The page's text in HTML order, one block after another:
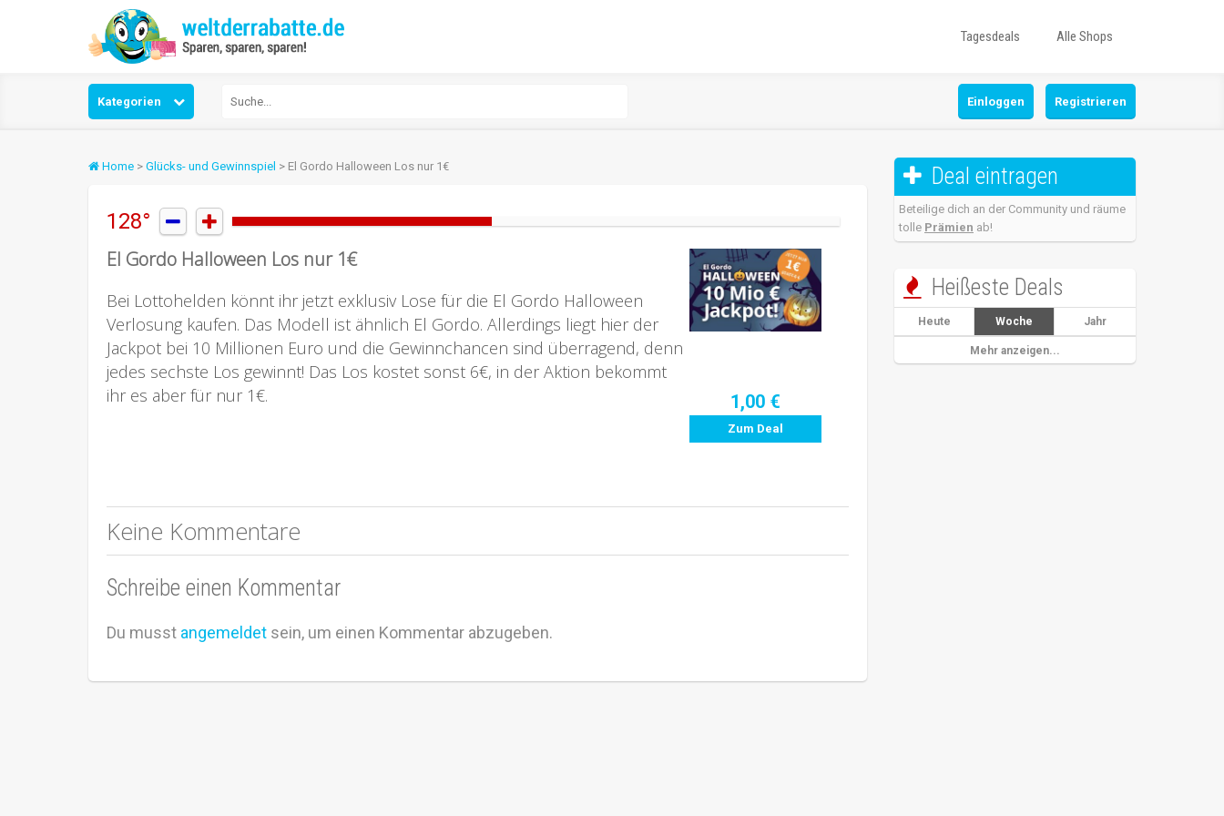
Tagesdeals Alle Shops
Kategorien Einloggen Registrieren
Home > Glücks- und Gewinnspiel > El Gordo Halloween Los nur 1€
128°  
El Gordo Halloween Los nur 1€
Bei Lottohelden könnt ihr jetzt exklusiv Lose für die El Gordo Halloween
Verlosung kaufen. Das Modell ist ähnlich El Gordo. Allerdings liegt hier der
Jackpot bei 10 Millionen Euro und die Gewinnchancen sind überragend, denn
jedes sechste Los gewinnt! Das Los kostet sonst 6€, in der Aktion bekommt
ihr es aber für nur 1€.
1,00 €
Zum Deal
Keine Kommentare
Schreibe einen Kommentar
Du musst angemeldet sein, um einen Kommentar abzugeben.
 Deal eintragen
Beteilige dich an der Community und räume
tolle Prämien ab!
 Heißeste Deals
Heute Woche Jahr
Mehr anzeigen...